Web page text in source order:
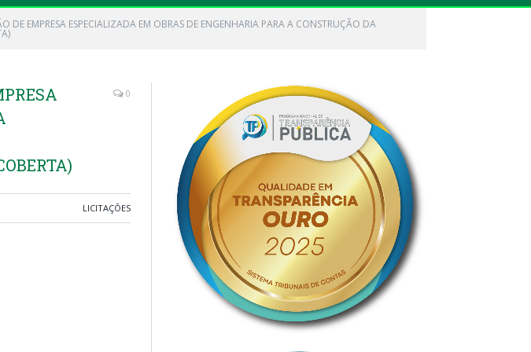
EMPRESA ESPECIALIZADA EM OBRAS DE ENGENHARIA PARA A CONSTRUÇÃO DA
0
LICITAÇÕES